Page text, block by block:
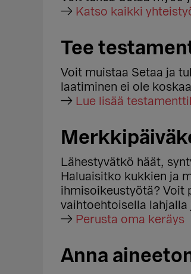
→ Katso kaikki
Tee
Voit muistaa Setaa ja
laatiminen ei ole
→ Lue lisää
Lähestyvätkö häät,
Haluaisitko kukkien ja
ihmisoikeustyötä? Voit
vaihtoehtoisella lahjalla
→ Perusta oma keräys
Anna